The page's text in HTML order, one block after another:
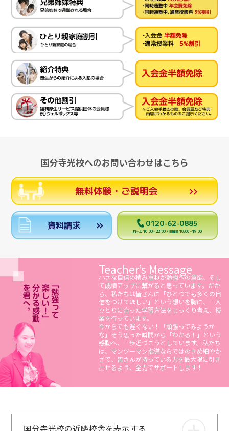
国分寺光校へのお問い合わせはこちら
無料体験・ご説明会
資料請求 0120-62-0885
月～土 10:00～22:00 / 日曜日 10:00～19:00
Teacher’s Message
小さな自信の積み重ねが勉強への意欲、そし
て成績アップに繋がると思っています。だか
ら、私たちは皆さんに「ひとつでも多くの自
信をつけてほしい」という想いを胸に、一人
ひとりに合った学習方法をじっくり考え、授
業を行っています。
今からでも遅くない！「頑張ってみようか
な」そう思った瞬間から「わかる！」という
感動へ、一歩近づこうとしています。私たち
は、マンツーマン指導ならではのきめ細やか
さで、皆さんが持っている力を最大限に引き
出せるよう、全力でサポートします！
国分寺光校の近隣校舎を表示する